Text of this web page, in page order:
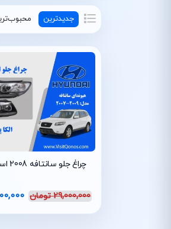
جدیدترین
چراغ جلو سانتافه 2008 استوک لامپی
29,000,000 تومان